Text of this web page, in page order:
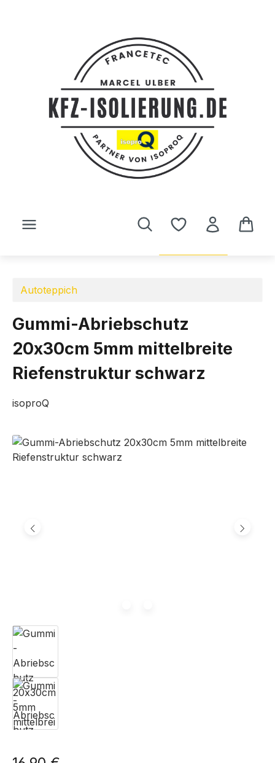
Autoteppich
Gummi-Abriebschutz
20x30cm 5mm mittelbreite
Riefenstruktur schwarz
isoproQ
Bildergalerie überspringen